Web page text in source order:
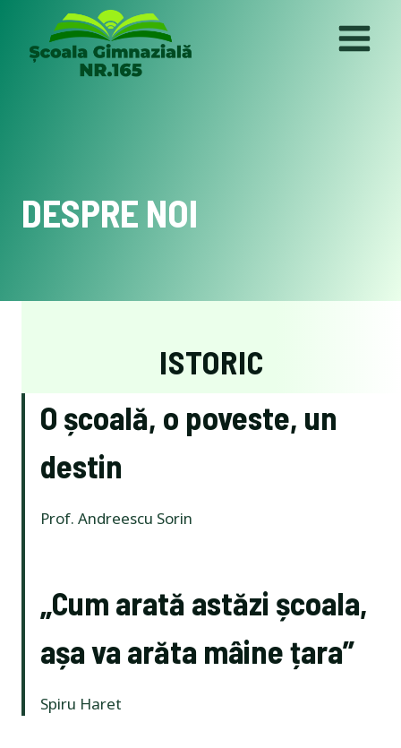
content
DESPRE NOI
ISTORIC
O școală, o poveste, un
destin
Prof. Andreescu Sorin
„Cum arată astăzi școala,
așa va arăta mâine țara”
Spiru Haret